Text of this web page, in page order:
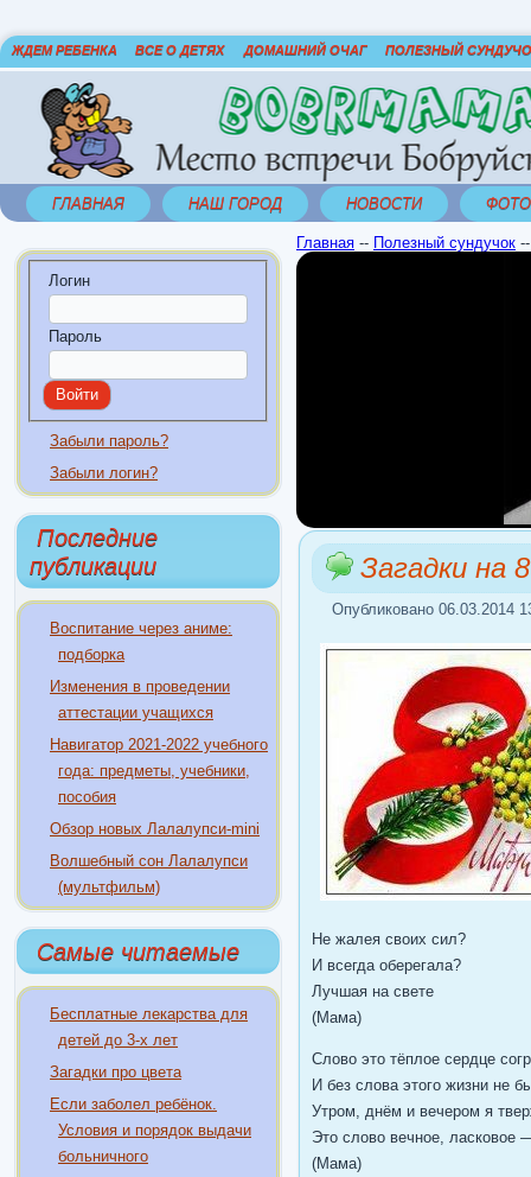
ЖДЕМ РЕБЕНКА ВСЕ О ДЕТЯХ ДОМАШНИЙ ОЧАГ ПОЛЕЗНЫЙ
ГЛАВНАЯ НАШ ГОРОД НОВОСТИ
Логин
Пароль
Забыли пароль?
Забыли логин?
Последние
публикации
Воспитание через аниме:
подборка
Изменения в проведении
аттестации учащихся
Навигатор 2021-2022 учебного
года: предметы, учебники,
пособия
Обзор новых Лалалупси-mini
Волшебный сон Лалалупси
(мультфильм)
Самые читаемые
Бесплатные лекарства для
детей до 3-х лет
Загадки про цвета
Если заболел ребёнок.
Условия и порядок выдачи
больничного
Главная -- Полезный сундучок
Загадки на
Опубликовано 06.03.2014
Не жалея своих сил?
И всегда оберегала?
Лучшая на свете
(Мама)
Слово это тёплое сердце
И без слова этого жизни не
Утром, днём и вечером я
Это слово вечное,
(Мама)